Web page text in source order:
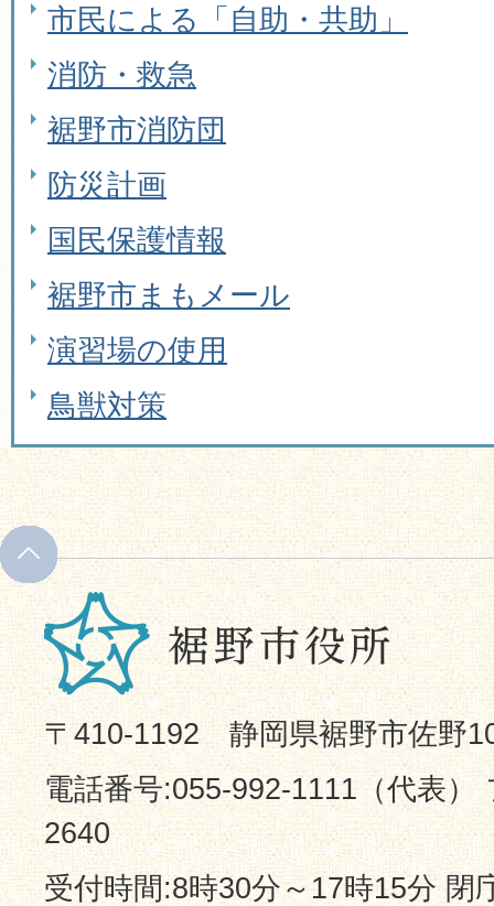
市民による「自助・共助」
消防・救急
裾野市消防団
防災計画
国民保護情報
裾野市まもメール
演習場の使用
鳥獣対策
〒410-1192 静岡県裾野市佐野
電話番号:055-992-1111（代表）
2640
受付時間:8時30分～17時15分 閉